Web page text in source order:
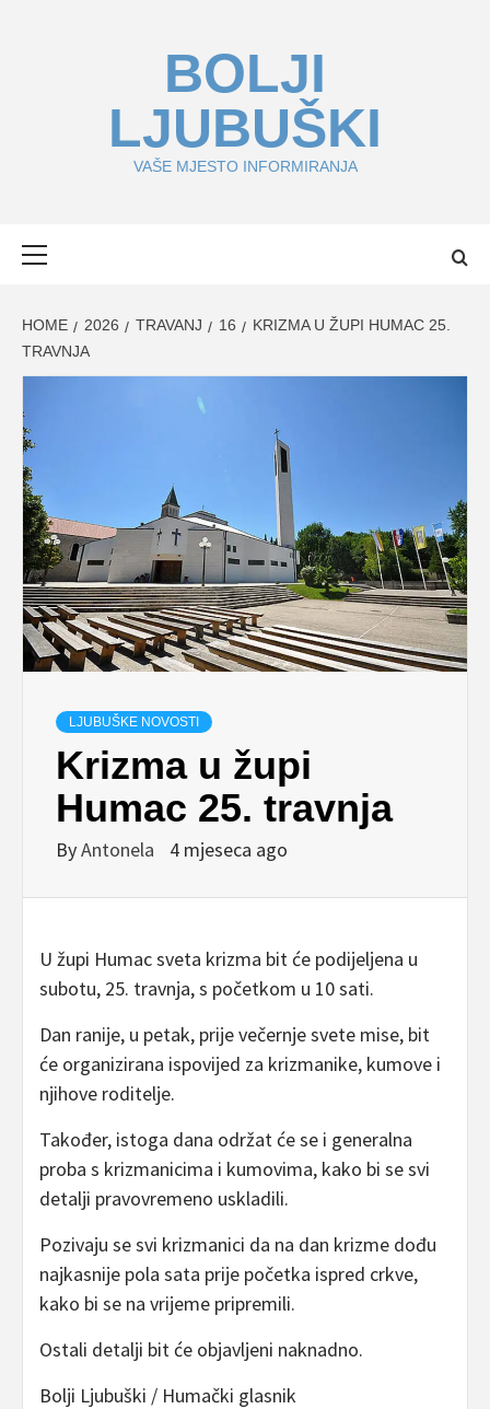
BOLJI
LJUBUŠKI
VAŠE MJESTO INFORMIRANJA
HOME 2026 TRAVANJ 16
KRIZMA U ŽUPI HUMAC 25.
TRAVNJA
LJUBUŠKE NOVOSTI
Krizma u župi
Humac 25. travnja
ByAntonela 4 mjeseca ago
U župi Humac sveta krizma bit će podijeljena u
subotu, 25. travnja, s početkom u 10 sati.
Dan ranije, u petak, prije večernje svete mise, bit
će organizirana ispovijed za krizmanike, kumove i
njihove roditelje.
Također, istoga dana održat će se i generalna
proba s krizmanicima i kumovima, kako bi se svi
detalji pravovremeno uskladili.
Pozivaju se svi krizmanici da na dan krizme dođu
najkasnije pola sata prije početka ispred crkve,
kako bi se na vrijeme pripremili.
Ostali detalji bit će objavljeni naknadno.
Bolji Ljubuški / Humački glasnik